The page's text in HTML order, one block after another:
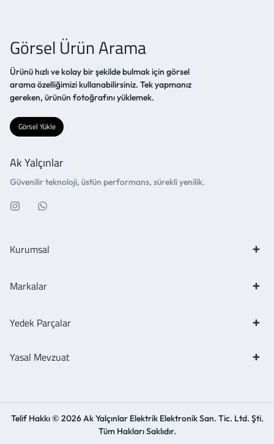
Görsel Ürün Arama
Ürünü hızlı ve kolay bir şekilde bulmak için görsel
arama özelliğimizi kullanabilirsiniz. Tek yapmanız
gereken, ürünün fotoğrafını yüklemek.
Görsel Yükle
Ak Yalçınlar
Güvenilir teknoloji, üstün performans, sürekli yenilik.
Kurumsal
Markalar
Yedek Parçalar
Yasal Mevzuat
Telif Hakkı © 2026 Ak Yalçınlar Elektrik Elektronik San. Tic. Ltd. Şti.
Tüm Hakları Saklıdır.